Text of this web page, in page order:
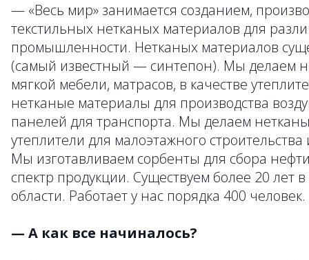
— «Весь мир» занимается созданием,
текстильных нетканых материалов для
промышленности. Нетканых материалов
(самый известный — синтепон). Мы делаем
мягкой мебели, матрасов, в качестве
нетканые материалы для производства
панелей для транспорта. Мы делаем
утеплители для малоэтажного
Мы изготавливаем сорбенты для сбора
спектр продукции. Существуем более 20 лет
области. Работает у нас порядка 400 человек.
— А как все начиналось?